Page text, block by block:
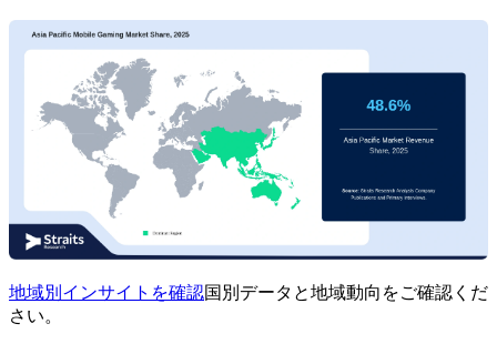
地域別インサイトを確認国別データと地域動向をご確認くだ
さい。